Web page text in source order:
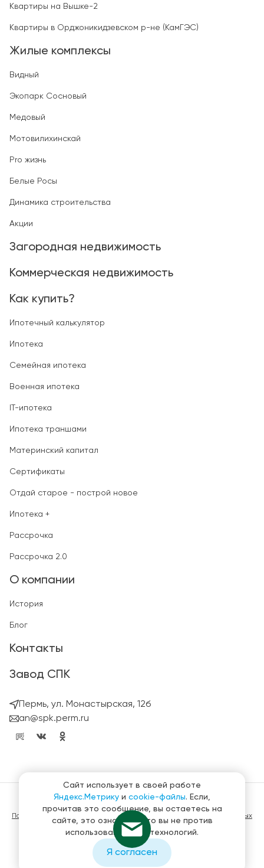
Квартиры на Вышке-2
Квартиры в Орджоникидзевском р-не (КамГЭС)
Жилые комплексы
Видный
Экопарк Сосновый
Медовый
Мотовилихинскай
Pro жизнь
Белые Росы
Динамика строительства
Акции
Загородная недвижимость
Коммерческая недвижимость
Как купить?
Ипотечный калькулятор
Ипотека
Семейная ипотека
Военная ипотека
IT-ипотека
Ипотека траншами
Материнский капитал
Сертификаты
Отдай старое - построй новое
Ипотека +
Рассрочка
Рассрочка 2.0
О компании
История
Блог
Контакты
Завод СПК
Пермь, ул. Монастырская, 12б
an@spk.perm.ru
© ГК СтройПанельКомплект 2023 – 2026
Политика конфиденциальности в отношении обработки персональных
данных
Материалы, представленные на сайте не являются публичной
офертой
Создание и продвижение сайтов
Сайт использует в своей работе
Яндекс.Метрику и cookie-файлы. Если,
прочитав это сообщение, вы остаетесь на
сайте, это означает, что вы не против
использования этих технологий.
Я согласен